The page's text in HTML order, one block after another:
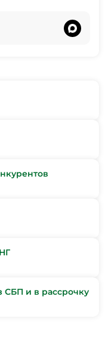
СБП и в рассрочку